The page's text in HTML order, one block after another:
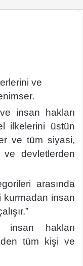
ve
insan hakları
ilkelerini üstün
ve tüm siyasi,
devletlerden
arasında
kurmadan insan
insan hakları
tüm kişi ve